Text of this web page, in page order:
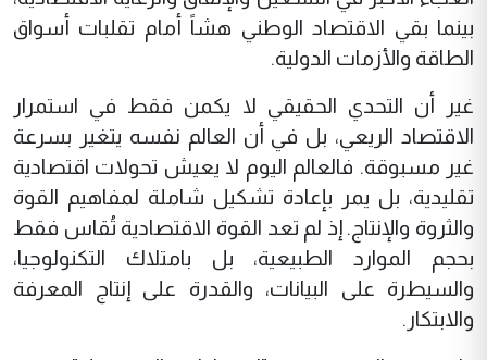
بينما بقي الاقتصاد الوطني هشاً أمام تقلبات أسواق
الطاقة والأزمات الدولية.
غير أن التحدي الحقيقي لا يكمن فقط في استمرار
الاقتصاد الريعي، بل في أن العالم نفسه يتغير بسرعة
غير مسبوقة. فالعالم اليوم لا يعيش تحولات اقتصادية
تقليدية، بل يمر بإعادة تشكيل شاملة لمفاهيم القوة
والثروة والإنتاج. إذ لم تعد القوة الاقتصادية تُقاس فقط
بحجم الموارد الطبيعية، بل بامتلاك التكنولوجيا،
والسيطرة على البيانات، والقدرة على إنتاج المعرفة
والابتكار.